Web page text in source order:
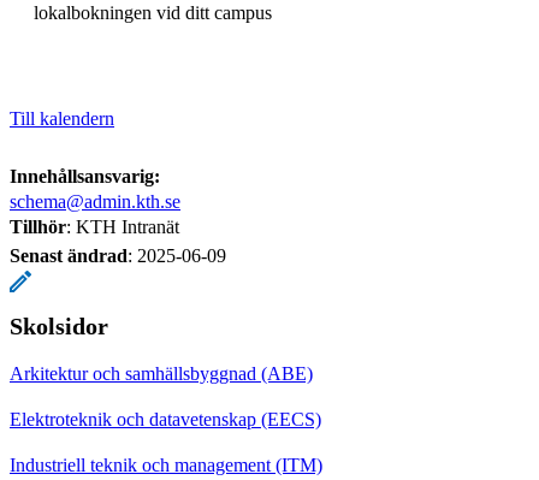
lokalbokningen vid ditt campus
Till kalendern
Innehållsansvarig:
schema@admin.kth.se
Tillhör: KTH Intranät
Senast ändrad: 2025-06-09
Skolsidor
Arkitektur och samhällsbyggnad (ABE)
Elektroteknik och datavetenskap (EECS)
Industriell teknik och management (ITM)